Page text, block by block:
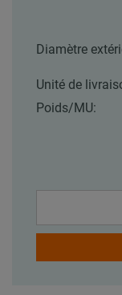
Diamètre
Unité de
Poids/MU: